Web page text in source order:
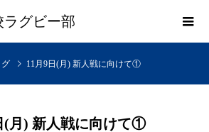
グビー部
グ 11月9日(月) 新人戦に向けて①
(月) 新人戦に向けて①